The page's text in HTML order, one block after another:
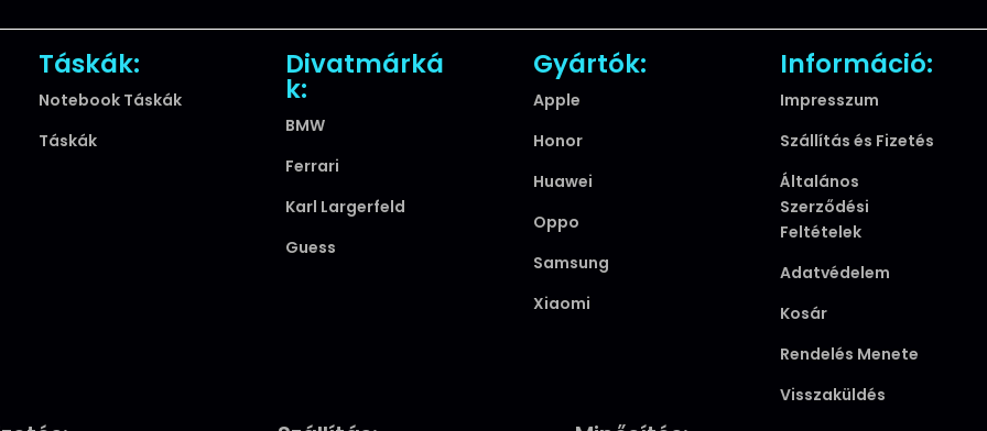
Táskák:
Notebook Táskák
Táskák
Divatmárká
k:
BMW
Ferrari
Karl Largerfeld
Guess
Gyártók:
Apple
Honor
Huawei
Oppo
Samsung
Xiaomi
Információ:
Impresszum
Szállítás és Fizetés
Általános
Szerződési
Feltételek
Adatvédelem
Kosár
Rendelés Menete
Visszaküldés